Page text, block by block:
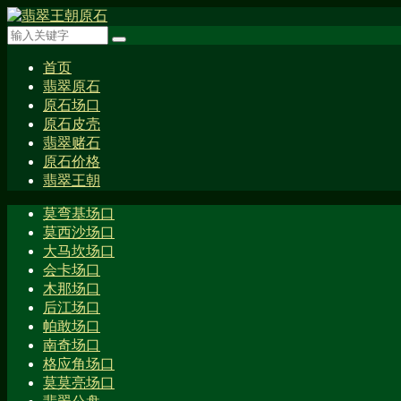
首页
翡翠原石
原石场口
原石皮壳
翡翠赌石
原石价格
翡翠王朝
莫弯基场口
莫西沙场口
大马坎场口
会卡场口
木那场口
后江场口
帕敢场口
南奇场口
格应角场口
莫莫亮场口